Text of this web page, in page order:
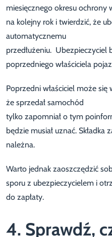
miesięcznego okresu ochrony
na kolejny rok i twierdzić, że
automatycznemu
przedłużeniu. Ubezpieczyciel
poprzedniego właściciela
Poprzedni właściciel może
że sprzedał samochód
tylko zapomniał o tym
będzie musiał uznać. Składka
należna.
Warto jednak zaoszczędzić
sporu z ubezpieczycielem i
do zapłaty.
4. Sprawdź,